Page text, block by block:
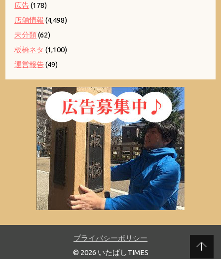
広告(178)
店舗情報 (4,498)
未分類(62)
板橋ネタ (1,100)
運営報告(49)
プライバシーポリシー
© 2026 いたばしTIMES